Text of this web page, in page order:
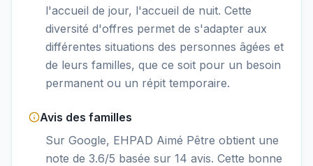
l'accueil de jour, l'accueil de nuit. Cette
diversité d'offres permet de s'adapter aux
différentes situations des personnes âgées et
de leurs familles, que ce soit pour un besoin
permanent ou un répit temporaire.
Avis des familles
Sur Google, EHPAD Aimé Pêtre obtient une
note de 3.6/5 basée sur 14 avis. Cette bonne